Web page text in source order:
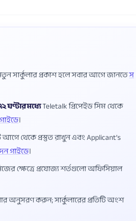
সার্কুলার প্রকাশ হলে সবার আগে জানতেস
ঘণ্টার মধ্যেTeletalk প্রিপেইড সিম থেকে
।
থেকে প্রস্তুত রাখুন এবং Applicant’s
গাইডে।
ক্ষেত্রে প্রযোজ্য শর্তগুলো অফিসিয়াল
অনুসরণ করুন; সার্কুলারের প্রতিটি অংশ